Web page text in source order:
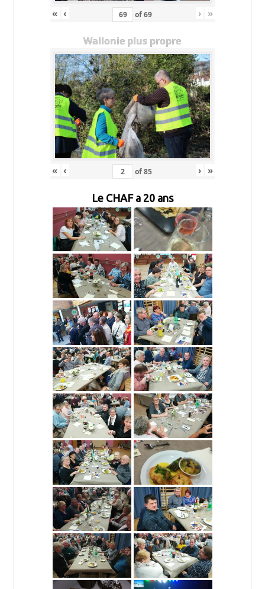
« ‹ of69 › »
Wallonie plus propre
« ‹ of85 › »
Le CHAF a 20 ans